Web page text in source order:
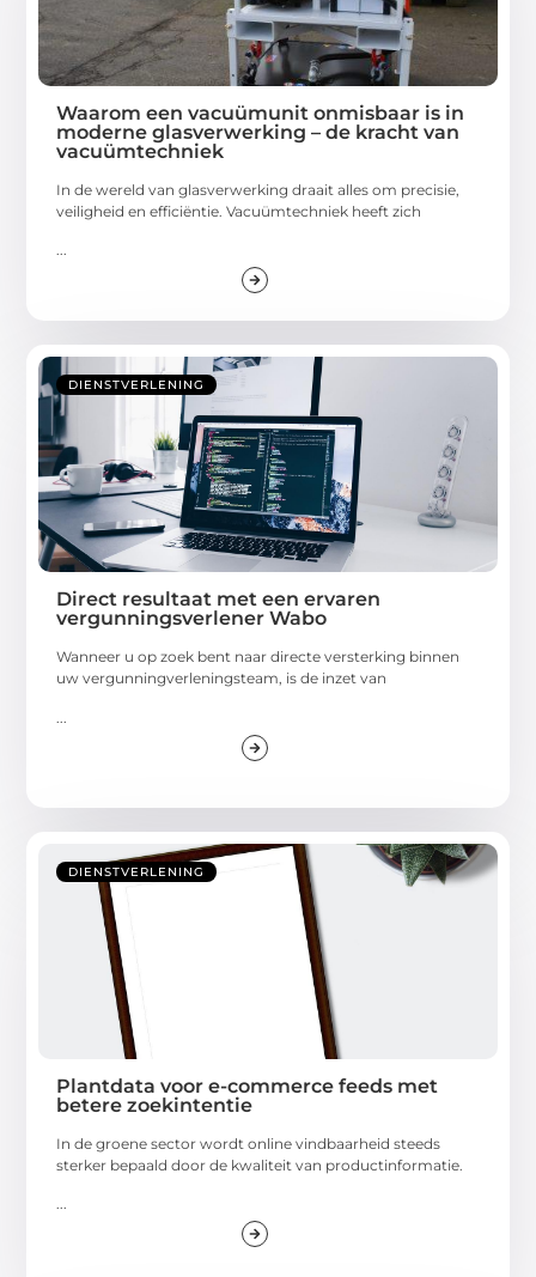
Waarom een vacuümunit onmisbaar is in
moderne glasverwerking – de kracht van
vacuümtechniek
In de wereld van glasverwerking draait alles om precisie,
veiligheid en efficiëntie. Vacuümtechniek heeft zich
...
DIENSTVERLENING
Direct resultaat met een ervaren
vergunningsverlener Wabo
Wanneer u op zoek bent naar directe versterking binnen
uw vergunningverleningsteam, is de inzet van
DIENSTVERLENING
Plantdata voor e-commerce feeds met
betere zoekintentie
In de groene sector wordt online vindbaarheid steeds
sterker bepaald door de kwaliteit van productinformatie.